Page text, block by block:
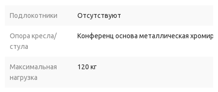
Подлокотники Отсутствуют
Опора кресла/
стула
Конференц основа металлическая
Максимальная
нагрузка
120 кг